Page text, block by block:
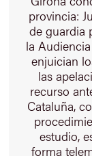
provincia:
de guardia
la
enjuician
las
recurso
Cataluña,
estudio,
forma